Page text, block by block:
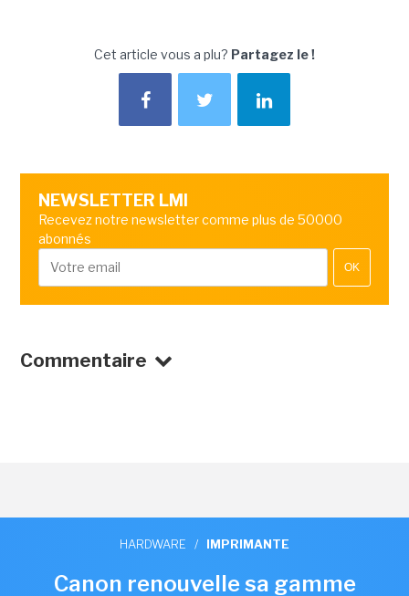
Cet article vous a plu? Partagez le !
NEWSLETTER LMI
Recevez notre newsletter comme plus de 50000
abonnés
OK
Commentaire
HARDWARE / IMPRIMANTE
Canon renouvelle sa gamme